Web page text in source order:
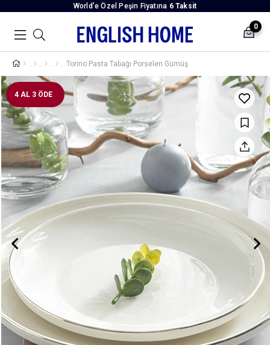
World’e Özel Peşin Fiyatına 6 Taksit
0
Torino Pasta Tabağı Porselen Gümüş
4 AL 3 ÖDE